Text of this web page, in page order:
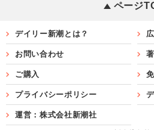
ページ
デイリー新潮とは？
お問い合わせ
ご購入
プライバシーポリシー
運営：株式会社新潮社